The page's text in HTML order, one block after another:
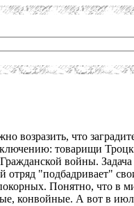
возразить, что
товарищи
войны. Задача
отряд "подбадривает"
Понятно, что в
конвойные. А вот в